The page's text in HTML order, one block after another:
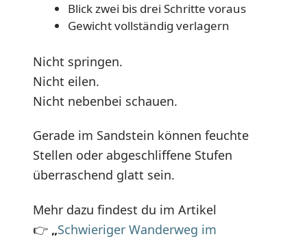
Blick zwei bis drei Schritte voraus
Gewicht vollständig verlagern
Nicht springen.
Nicht eilen.
Nicht nebenbei schauen.
Gerade im Sandstein können feuchte
Stellen oder abgeschliffene Stufen
überraschend glatt sein.
Mehr dazu findest du im Artikel
👉 „Schwieriger Wanderweg im